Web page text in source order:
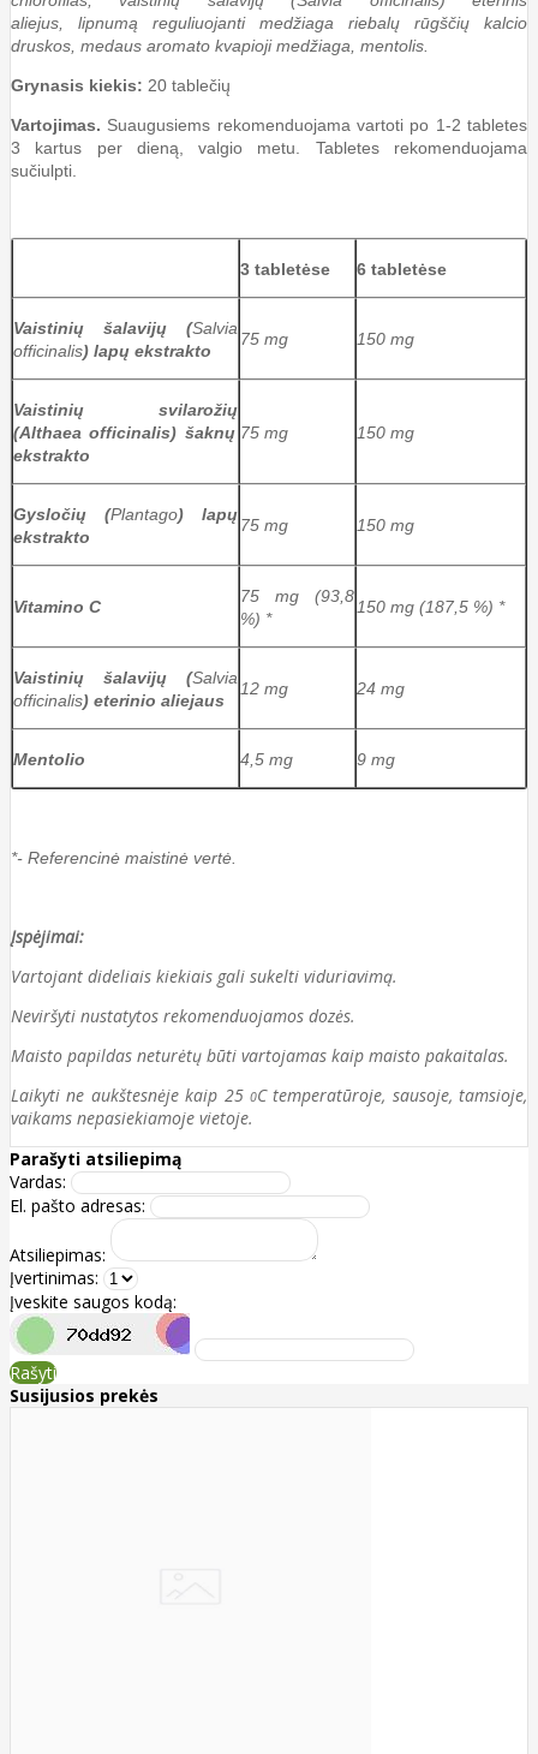
aliejus, lipnumą reguliuojanti medžiaga riebalų rūgščių kalcio
druskos, medaus aromato kvapioji medžiaga, mentolis.
Grynasis kiekis: 20 tablečių
Vartojimas. Suaugusiems rekomenduojama vartoti po 1-2 tabletes
3 kartus per dieną, valgio metu. Tabletes rekomenduojama
sučiulpti.
3 tabletėse 6 tabletėse
Vaistinių šalavijų (Salvia
officinalis) lapų ekstrakto
75 mg 150 mg
Vaistinių svilarožių
(Althaea officinalis) šaknų
ekstrakto
75 mg 150 mg
Gysločių (Plantago) lapų
ekstrakto
75 mg 150 mg
Vitamino C
75 mg (93,8
%) *
150 mg (187,5 %) *
Vaistinių šalavijų (Salvia
officinalis) eterinio aliejaus
12 mg 24 mg
Mentolio 4,5 mg 9 mg
*- Referencinė maistinė vertė.
Įspėjimai:
Vartojant dideliais kiekiais gali sukelti viduriavimą.
Neviršyti nustatytos rekomenduojamos dozės.
Maisto papildas neturėtų būti vartojamas kaip maisto pakaitalas.
Laikyti ne aukštesnėje kaip 25 0C temperatūroje, sausoje, tamsioje,
vaikams nepasiekiamoje vietoje.
Parašyti atsiliepimą
Vardas:
El. pašto adresas:
Atsiliepimas:
Įvertinimas:
Įveskite saugos kodą:
Rašyti
Susijusios prekės